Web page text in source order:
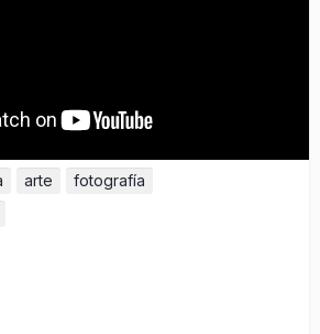
arte
fotografía